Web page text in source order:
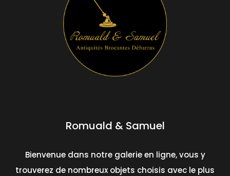
Romuald & Samuel
Bienvenue dans notre galerie en ligne, vous y
trouverez de nombreux objets choisis avec le plus